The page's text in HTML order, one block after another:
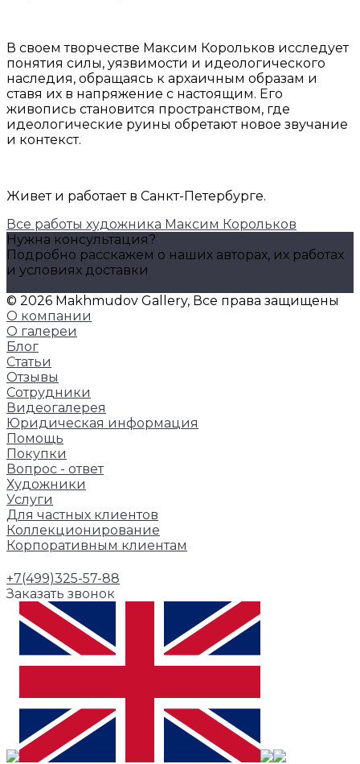
В своем творчестве Максим Корольков исследует
понятия силы, уязвимости и идеологического
наследия, обращаясь к архаичным образам и
ставя их в напряжение с настоящим. Его
живопись становится пространством, где
идеологические руины обретают новое звучание
и контекст.
Живет и работает в Санкт-Петербурге.
Все работы художника Максим Корольков
Нужна консультация?
Подробно расскажем о наших авторах, их работах
и условиях доставки
© 2026 Makhmudov Gallery, Все права защищены
О компании
О галереи
Блог
Статьи
Отзывы
Сотрудники
Видеогалерея
Юридическая информация
Помощь
Покупки
Вопрос - ответ
Художники
Услуги
Для частных клиентов
Коллекционирование
Корпоративным клиентам
+7(499)325-57-88
Заказать звонок